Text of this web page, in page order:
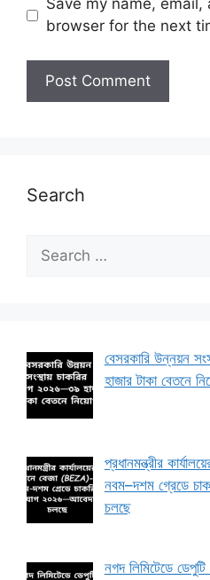
Save my name,
browser for the next
Search
for:
বেসরকারি উন্নয়ন
হাজার টাকা বেতনে
প্রধানমন্ত্রীর
নবম–দশম গ্রেডে
চলছে
নগদ লিমিটেডে